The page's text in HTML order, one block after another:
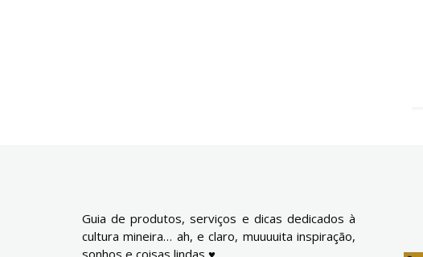
Guia de produtos, serviços e dicas dedicados à
cultura mineira… ah, e claro, muuuuita inspiração,
sonhos e coisas lindas ♥